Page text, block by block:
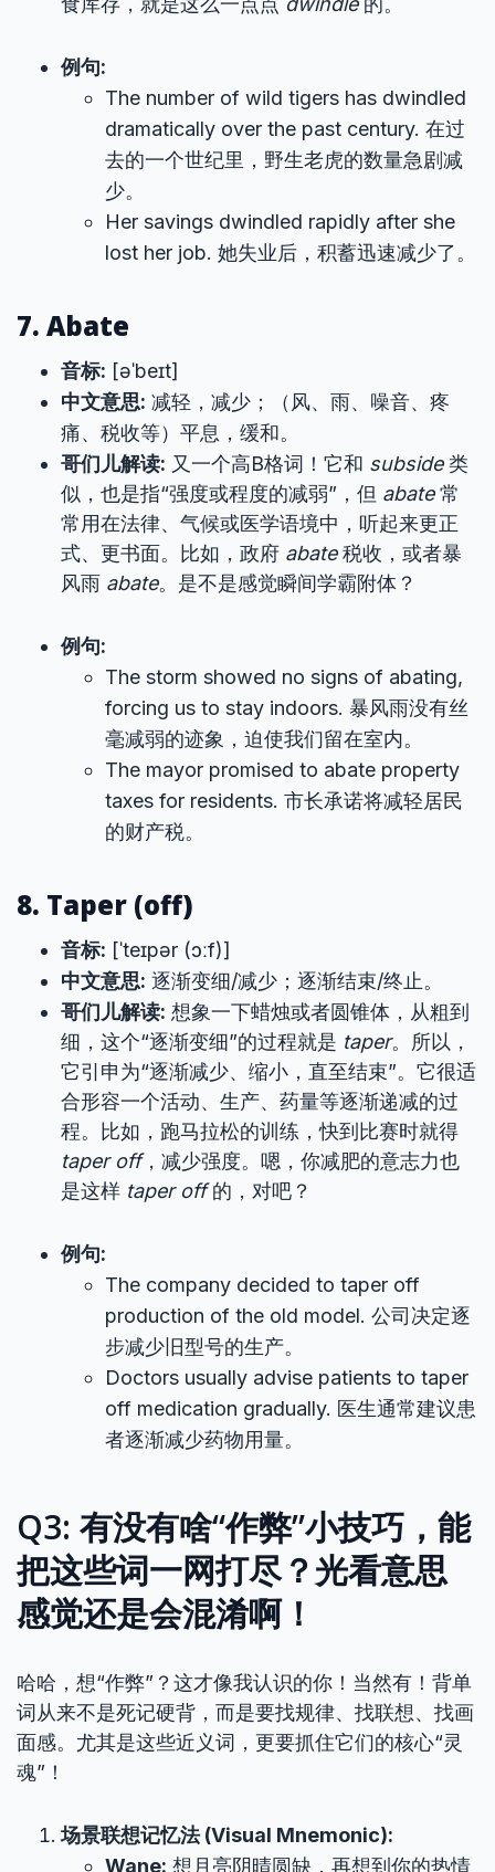
例句:
The number of wild tigers has dwindled
dramatically over the past century. 在过
去的一个世纪里，野生老虎的数量急剧减
少。
Her savings dwindled rapidly after she
lost her job. 她失业后，积蓄迅速减少了。
7. Abate
音标: [əˈbeɪt]
中文意思: 减轻，减少；（风、雨、噪音、疼
痛、税收等）平息，缓和。
哥们儿解读: 又一个高B格词！它和 subside类
似，也是指“强度或程度的减弱”，但 abate常
常用在法律、气候或医学语境中，听起来更正
式、更书面。比如，政府 abate税收，或者暴
风雨 abate。是不是感觉瞬间学霸附体？
例句:
The storm showed no signs of abating,
forcing us to stay indoors. 暴风雨没有丝
毫减弱的迹象，迫使我们留在室内。
The mayor promised to abate property
taxes for residents. 市长承诺将减轻居民
的财产税。
8. Taper (off)
音标: [ˈteɪpər (ɔːf)]
中文意思: 逐渐变细/减少；逐渐结束/终止。
哥们儿解读: 想象一下蜡烛或者圆锥体，从粗到
细，这个“逐渐变细”的过程就是 taper。所以，
它引申为“逐渐减少、缩小，直至结束”。它很适
合形容一个活动、生产、药量等逐渐递减的过
程。比如，跑马拉松的训练，快到比赛时就得
taper off，减少强度。嗯，你减肥的意志力也
是这样 taper off的，对吧？
例句:
The company decided to taper off
production of the old model. 公司决定逐
步减少旧型号的生产。
Doctors usually advise patients to taper
off medication gradually. 医生通常建议患
者逐渐减少药物用量。
Q3: 有没有啥“作弊”小技巧，能
把这些词一网打尽？光看意思
感觉还是会混淆啊！
哈哈，想“作弊”？这才像我认识的你！当然有！背单
词从来不是死记硬背，而是要找规律、找联想、找画
面感。尤其是这些近义词，更要抓住它们的核心“灵
魂”！
场景联想记忆法 (Visual Mnemonic):
Wane: 想月亮阴晴圆缺，再想到你的热情